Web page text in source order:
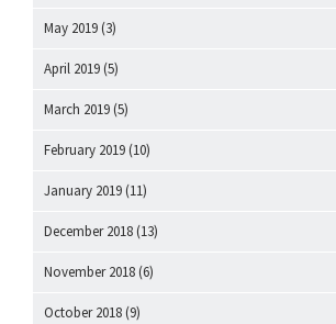
May 2019 (3)
April 2019 (5)
March 2019 (5)
February 2019 (10)
January 2019 (11)
December 2018 (13)
November 2018 (6)
October 2018 (9)